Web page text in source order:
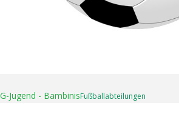
G-Jugend - BambinisFußball­abteilungen